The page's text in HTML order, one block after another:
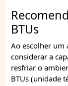
BTUs
Ao escolher um
considerar a
resfriar o
BTUs (unidade